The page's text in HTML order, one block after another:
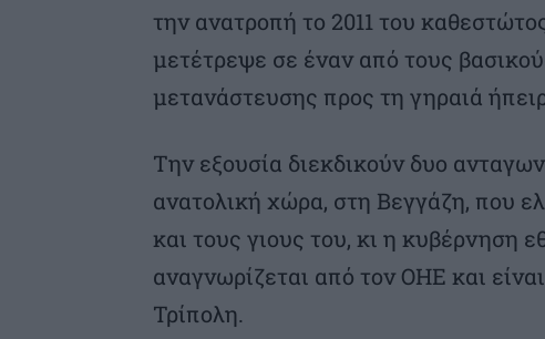
την ανατροπή το 2011 του
μετέτρεψε σε έναν από τους
μετανάστευσης προς τη γηραιά
Την εξουσία διεκδικούν δυο
ανατολική χώρα, στη Βεγγάζη, που
και τους γιους του, κι η κυβέρνηση
αναγνωρίζεται από τον ΟΗΕ και
Τρίπολη.